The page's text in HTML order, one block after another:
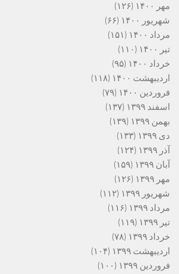
مهر ۱۴۰۰
(۱۲۶)
شهریور ۱۴۰۰
(۶۶)
مرداد ۱۴۰۰
(۱۵۱)
تیر ۱۴۰۰
(۱۱۰)
خرداد ۱۴۰۰
(۹۵)
اردیبهشت ۱۴۰۰
(۱۱۸)
فروردین ۱۴۰۰
(۷۹)
اسفند ۱۳۹۹
(۱۳۷)
بهمن ۱۳۹۹
(۱۳۹)
دی ۱۳۹۹
(۱۳۳)
آذر ۱۳۹۹
(۱۲۴)
آبان ۱۳۹۹
(۱۵۹)
مهر ۱۳۹۹
(۱۲۶)
شهریور ۱۳۹۹
(۱۱۲)
مرداد ۱۳۹۹
(۱۱۶)
تیر ۱۳۹۹
(۱۱۹)
خرداد ۱۳۹۹
(۷۸)
اردیبهشت ۱۳۹۹
(۱۰۴)
فروردین ۱۳۹۹
(۱۰۰)